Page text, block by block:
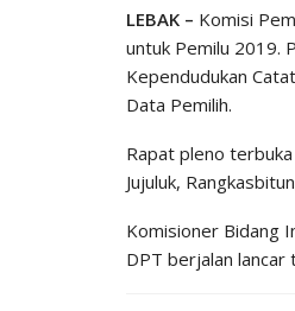
LEBAK – Komisi
untuk Pemilu 2019.
Kependudukan
Data Pemilih.
Rapat pleno
Jujuluk,
Komisioner Bidang
DPT berjalan lancar